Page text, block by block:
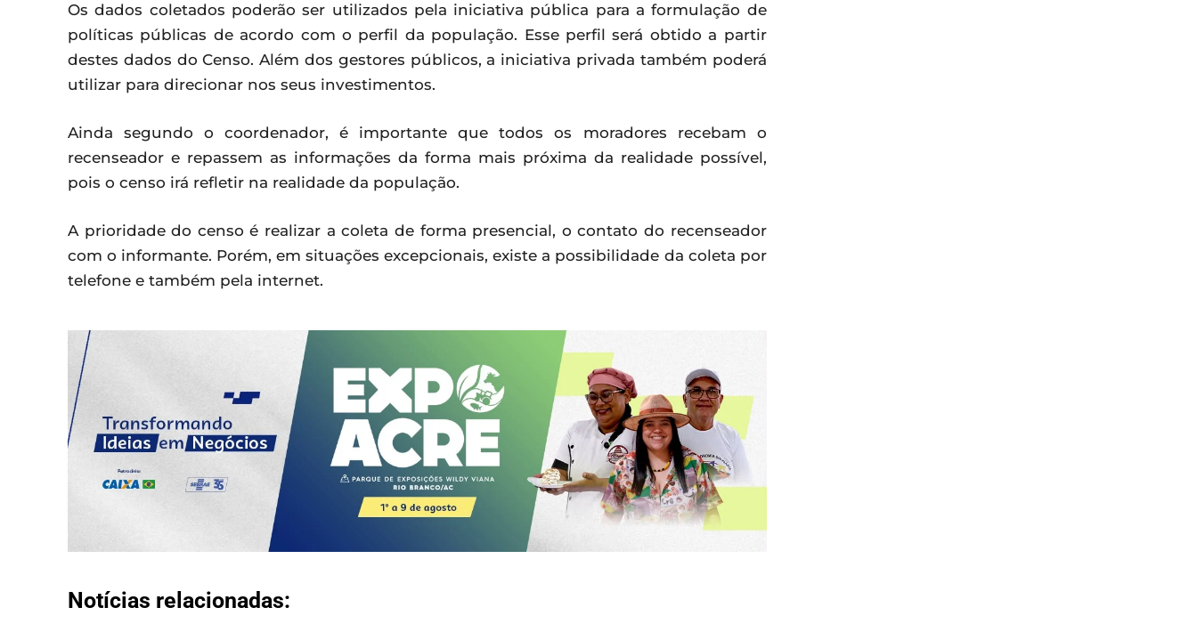
Os dados coletados poderão ser utilizados pela iniciativa pública para a formulação de
políticas públicas de acordo com o perfil da população. Esse perfil será obtido a partir
destes dados do Censo. Além dos gestores públicos, a iniciativa privada também poderá
utilizar para direcionar nos seus investimentos.
Ainda segundo o coordenador, é importante que todos os moradores recebam o
recenseador e repassem as informações da forma mais próxima da realidade possível,
pois o censo irá refletir na realidade da população.
A prioridade do censo é realizar a coleta de forma presencial, o contato do recenseador
com o informante. Porém, em situações excepcionais, existe a possibilidade da coleta por
telefone e também pela internet.
Notícias relacionadas: